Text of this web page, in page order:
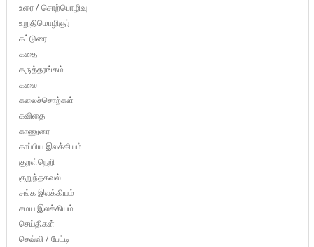
உரை / சொற்பொழிவு
உறுதிமொழிஞர்
கட்டுரை
கதை
கருத்தரங்கம்
கலை
கலைச்சொற்கள்
கவிதை
காணுரை
காப்பிய இலக்கியம்
குறள்நெறி
குறுந்தகவல்
சங்க இலக்கியம்
சமய இலக்கியம்
செய்திகள்
செவ்வி / பேட்டி